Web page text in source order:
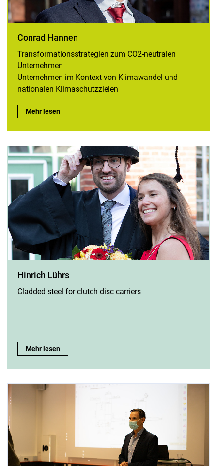
Conrad Hannen
Transformationsstrategien zum CO2-neutralen
Unternehmen
Unternehmen im Kontext von Klimawandel und
nationalen Klimaschutzzielen
Conrad Hannen:
Mehr lesen
Hinrich Lührs
Cladded steel for clutch disc carriers
Hinrich Lührs:
Mehr lesen